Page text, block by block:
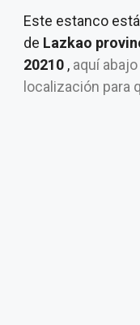
Este estanco
de Lazkao
20210 , aquí
localización para